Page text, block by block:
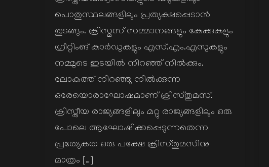
പൊതുസ്ഥലങ്ങളിലും പ്രത്യക്ഷപ്പെടാന്‍
തുടങ്ങും. ക്രിസ്മസ് സമ്മാനങ്ങളും കേക്കുകളും
ഗ്രീറ്റിംങ് കാര്‍ഡുകളും എസ്.എം.എസുകളും
നമ്മുടെ ഇടയില്‍ നിറഞ്ഞ് നില്‍ക്കും.
ലോകത്ത് നിറഞ്ഞു നില്‍ക്കുന്ന
ഒരേയൊരാഘോഷമാണ് ക്രിസ്തുമസ്.
ക്രിസ്തീയ രാജ്യങ്ങളിലും മറ്റു രാജ്യങ്ങളിലും ഒരു
പോലെ ആഘോഷിക്കപ്പെടുന്നതെന്ന
പ്രത്യേകത ഒരു പക്ഷേ ക്രിസ്തുമസിനു
മാത്രം […]